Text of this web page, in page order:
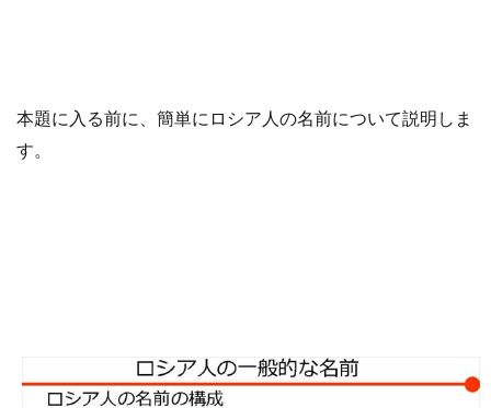
本題に入る前に
簡単にロシア人の名前について説明しま
す。